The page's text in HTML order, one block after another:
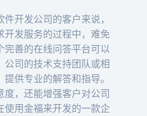
开发公司的客户来说，
开发服务的过程中，难免
完善的在线问答平台可以
司的技术支持团队或相
供专业的解答和指导。
，还能增强客户对公司
使用金福来开发的一款企